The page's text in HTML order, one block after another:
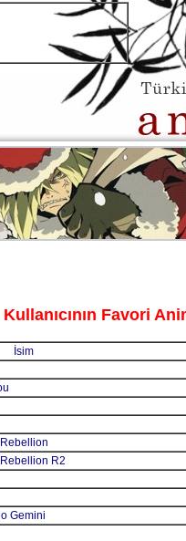
Kullanıcının Favori
İsim
R2
Gemini